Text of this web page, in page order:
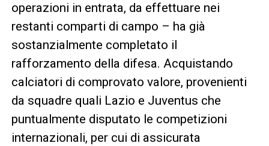
operazioni in entrata, da effettuare nei
restanti comparti di campo – ha già
sostanzialmente completato il
rafforzamento della difesa. Acquistando
calciatori di comprovato valore, provenienti
da squadre quali Lazio e Juventus che
puntualmente disputato le competizioni
internazionali, per cui di assicurata